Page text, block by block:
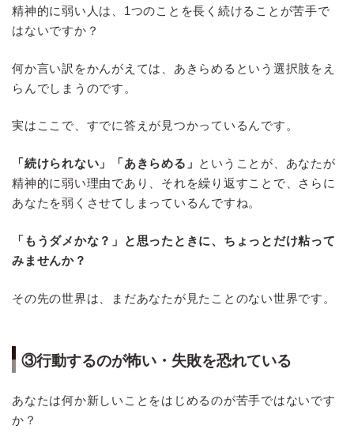
精神的に弱い人は、1つのことを長く続けることが苦手で
はないですか？
何か言い訳をかんがえては、あきらめるという選択肢をえ
らんでしまうのです。
実はここで、すでに答えが見つかっているんです。
「続けられない」「あきらめる」 ということが、あなたが
精神的に弱い理由であり、それを繰り返すことで、さらに
あなたを弱くさせてしまっているんですね。
「もうダメかな？」と思ったときに、ちょっとだけ粘って
みませんか？
その先の世界は、まだあなたが見たことのない世界です。
③行動するのが怖い・失敗を恐れている
あなたは何か新しいことをはじめるのが苦手ではないです
か？